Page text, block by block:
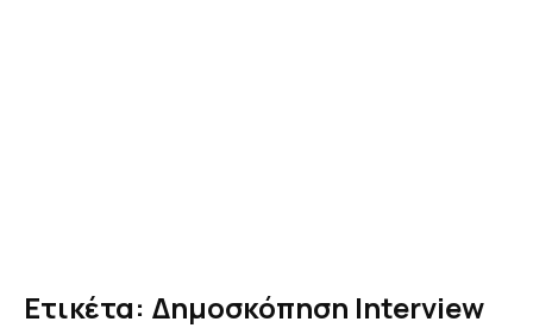
Ετικέτα: Δημοσκόπηση Interview